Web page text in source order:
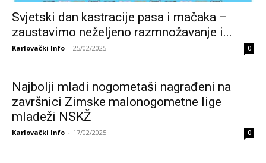
Svjetski dan kastracije pasa i mačaka –
zaustavimo neželjeno razmnožavanje i...
Karlovački Info - 25/02/2025 0
Najbolji mladi nogometaši nagrađeni na
završnici Zimske malonogometne lige
mladeži NSKŽ
Karlovački Info - 17/02/2025 0